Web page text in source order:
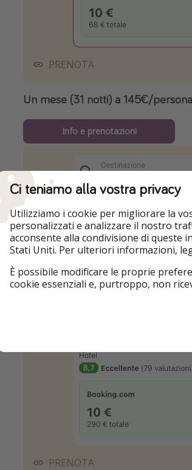
PRENOTA
Un mese (31 notti) a 145€/
Info e prenotazioni
PRENOTA
Ci teniamo alla vostra privacy
Utilizziamo i cookie per migliorare la
personalizzati e analizzare il nostro
acconsente alla condivisione di
Stati Uniti. Per ulteriori informazioni,
È possibile modificare le proprie
cookie essenziali e, purtroppo, non